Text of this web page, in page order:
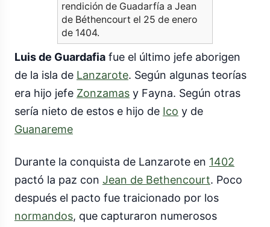
rendición de Guadarfía a Jean
de Béthencourt el 25 de enero
de 1404.
Luis de Guardafia fue el último jefe aborigen
de la isla de Lanzarote. Según algunas teorías
era hijo jefe Zonzamas y Fayna. Según otras
sería nieto de estos e hijo de Ico y de
Guanareme
Durante la conquista de Lanzarote en 1402
pactó la paz con Jean de Bethencourt. Poco
después el pacto fue traicionado por los
normandos, que capturaron numerosos